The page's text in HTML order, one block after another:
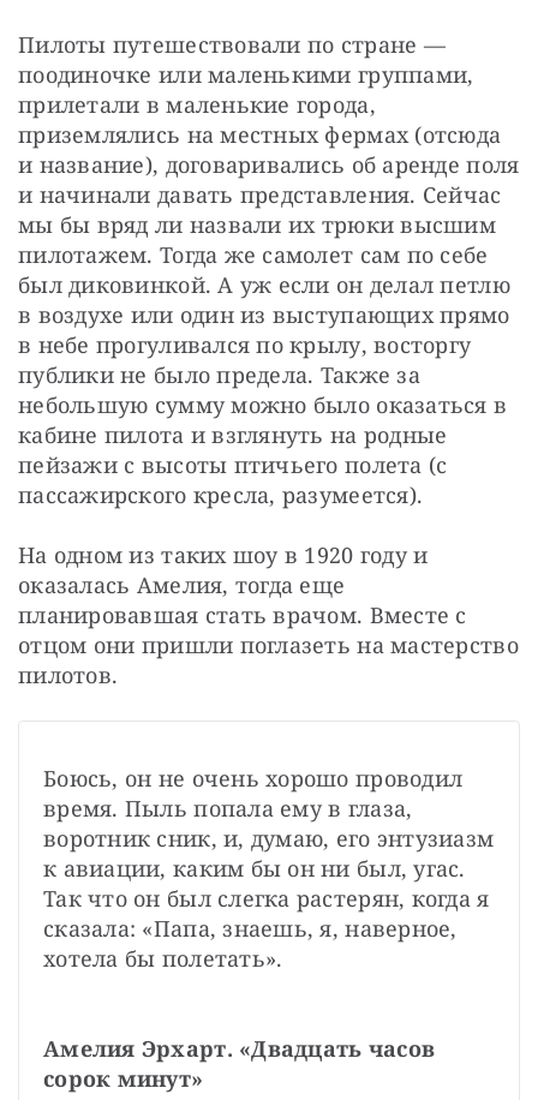
Пилоты путешествовали по стране —
поодиночке или маленькими группами,
прилетали в маленькие города,
приземлялись на местных фермах (отсюда
и название), договаривались об аренде поля
и начинали давать представления. Сейчас
мы бы вряд ли назвали их трюки высшим
пилотажем. Тогда же самолет сам по себе
был диковинкой. А уж если он делал петлю
в воздухе или один из выступающих прямо
в небе прогуливался по крылу, восторгу
публики не было предела. Также за
небольшую сумму можно было оказаться в
кабине пилота и взглянуть на родные
пейзажи с высоты птичьего полета (с
пассажирского кресла, разумеется).
На одном из таких шоу в 1920 году и
оказалась Амелия, тогда еще
планировавшая стать врачом. Вместе с
отцом они пришли поглазеть на мастерство
пилотов.
Боюсь, он не очень хорошо проводил
время. Пыль попала ему в глаза,
воротник сник, и, думаю, его энтузиазм
к авиации, каким бы он ни был, угас.
Так что он был слегка растерян, когда я
сказала: «Папа, знаешь, я, наверное,
хотела бы полетать».
Амелия Эрхарт. «Двадцать часов
сорок минут»